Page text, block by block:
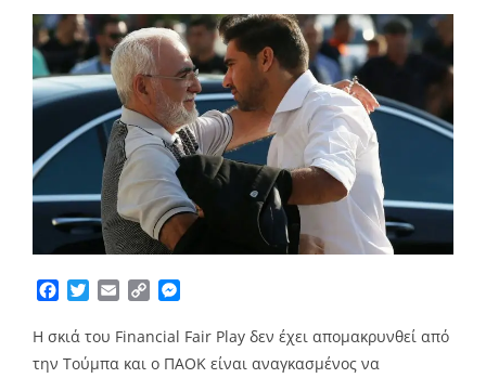
Facebook
TwitterEmailCopy
Η σκιά του Financial Fair Play δεν έχει απομακρυνθεί από
την Τούμπα και ο ΠΑΟΚ είναι αναγκασμένος να